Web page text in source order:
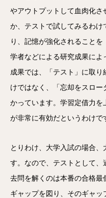
やアウトプットして血肉化
か、テストで試してみるわけ
り、記憶が強化されること
学者などによる研究成果に
成果では、「テスト」に取
けではなく、「忘却をスロ
かっています。学習定借力を
が非常に有効だというわけで
とりわけ、大学入試の場合、
す。なので、テストとして
去問を解くのは本番の合格最
ギャップを図り、そのギャ